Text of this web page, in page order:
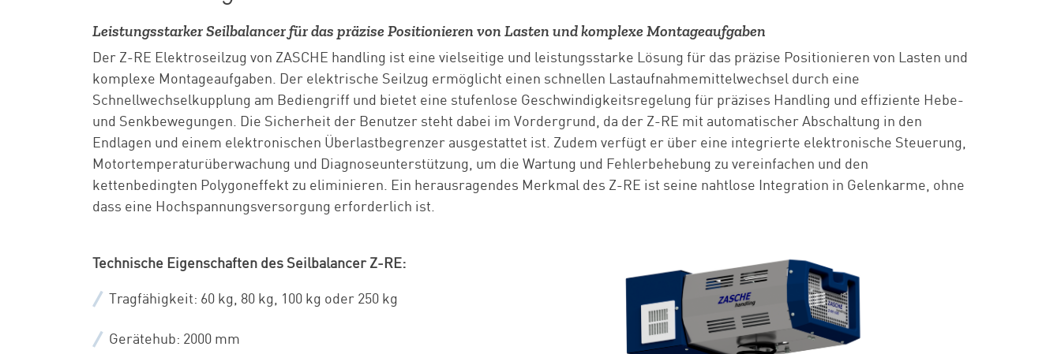
Leistungsstarker Seilbalancer für das präzise Positionieren von Lasten und komplexe Montageaufgaben
Der Z-RE Elektroseilzug von ZASCHE handling ist eine vielseitige und leistungsstarke Lösung für das präzise Positionieren von Lasten und
komplexe Montageaufgaben. Der elektrische Seilzug ermöglicht einen schnellen Lastaufnahmemittelwechsel durch eine
Schnellwechselkupplung am Bediengriff und bietet eine stufenlose Geschwindigkeitsregelung für präzises Handling und effiziente Hebe-
und Senkbewegungen. Die Sicherheit der Benutzer steht dabei im Vordergrund, da der Z-RE mit automatischer Abschaltung in den
Endlagen und einem elektronischen Überlastbegrenzer ausgestattet ist. Zudem verfügt er über eine integrierte elektronische Steuerung,
Motortemperaturüberwachung und Diagnoseunterstützung, um die Wartung und Fehlerbehebung zu vereinfachen und den
kettenbedingten Polygoneffekt zu eliminieren. Ein herausragendes Merkmal des Z-RE ist seine nahtlose Integration in Gelenkarme, ohne
dass eine Hochspannungsversorgung erforderlich ist.
Technische Eigenschaften des Seilbalancer Z-RE:
Tragfähigkeit: 60 kg, 80 kg, 100 kg oder 250 kg
Gerätehub: 2000 mm